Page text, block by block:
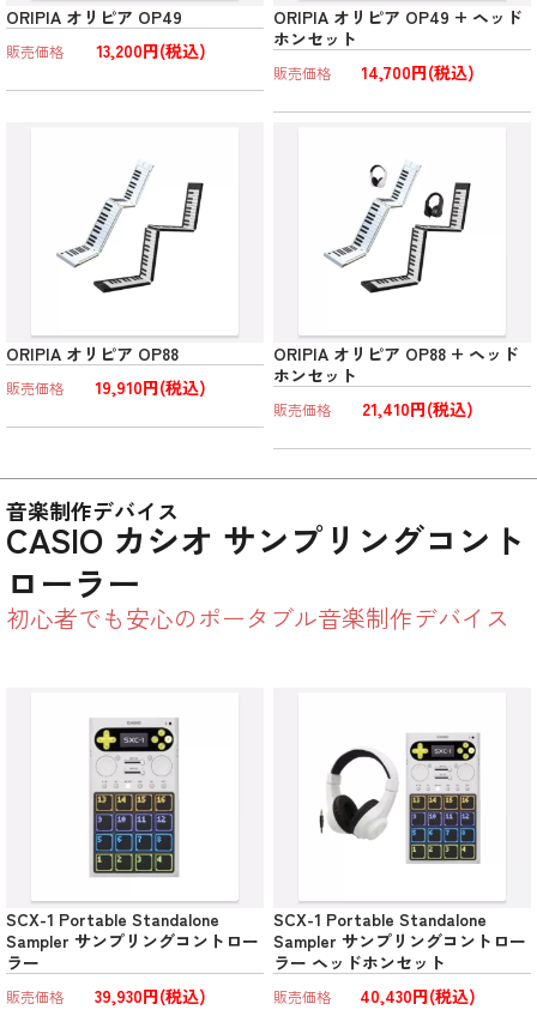
ORIPIA オリピア OP49
販売価格 13,200円(税込)
ORIPIA オリピア OP49 + ヘッド
ホンセット
販売価格 14,700円(税込)
ORIPIA オリピア OP88
販売価格 19,910円(税込)
ORIPIA オリピア OP88 + ヘッド
ホンセット
販売価格 21,410円(税込)
音楽制作デバイス
CASIO カシオ サンプリングコント
ローラー
初心者でも安心のポータブル音楽制作デバイス
SCX-1 Portable Standalone
Sampler サンプリングコントロー
ラー
販売価格 39,930円(税込)
SCX-1 Portable Standalone
Sampler サンプリングコントロー
ラー ヘッドホンセット
販売価格 40,430円(税込)